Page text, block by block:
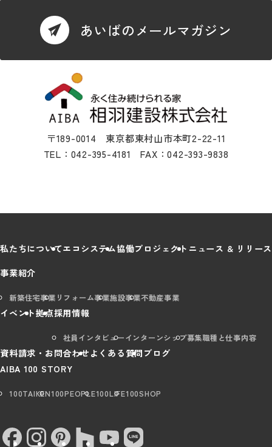
あいばのメールマガジン
〒189-0014 東京都東村山市本町2-22-11
TEL：042-395-4181 FAX：042-393-9838
私たちについてエコシステム協働プロジェクト ニュース & リリース
事業紹介
新築住宅事業 リフォーム事業施設事業不動産事業
イベント拠点採用情報
社員インタビューインターンシップ募集職種と仕事内容
資料請求・お問合わせ よくある質問 ブログ
AIBA 100 STORY
100TAIKEN100PEOPLE100LIFE100SHOP